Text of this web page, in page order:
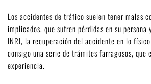
Los accidentes de tráfico suelen tener malas
implicados, que sufren pérdidas en su persona
INRI, la recuperación del accidente en lo
consigo una serie de trámites farragosos, que
experiencia.